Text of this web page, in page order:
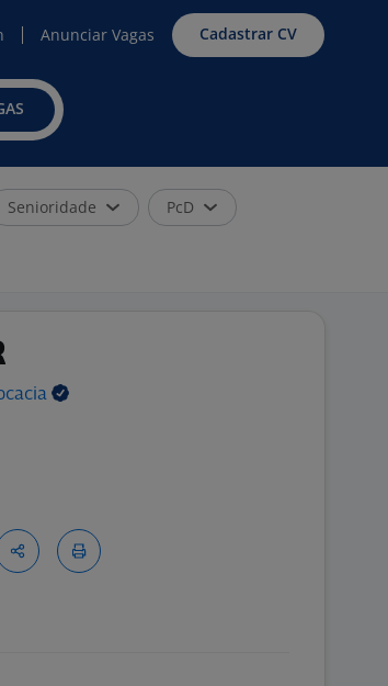
Anunciar Vagas Cadastrar CV
Senioridade PcD